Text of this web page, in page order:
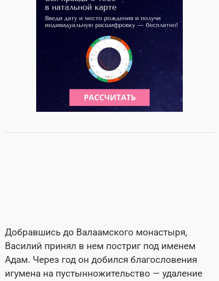
Добравшись до Валаамского монастыря,
Василий принял в нем постриг под именем
Адам. Через год он добился благословения
игумена на пустынножительство — удаление